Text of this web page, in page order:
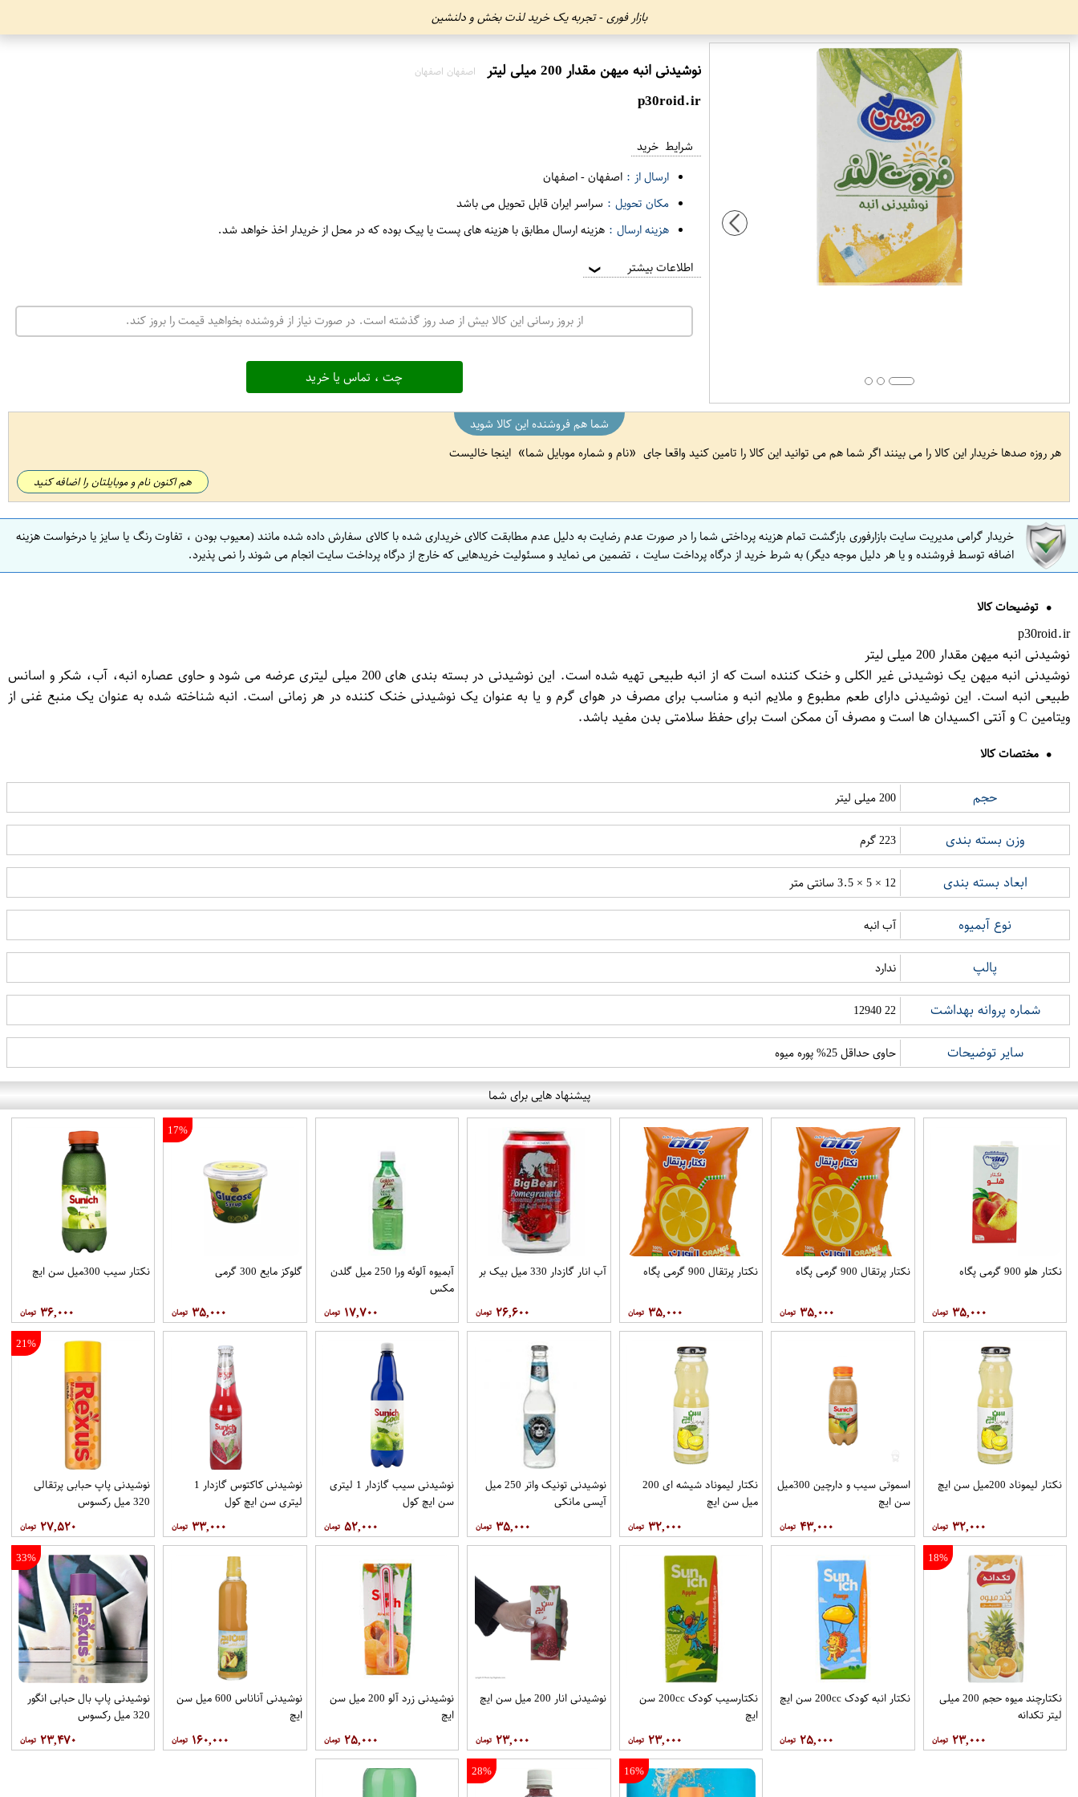
بازار فوری - تجربه یک خرید لذت بخش و دلنشین
نوشیدنی انبه میهن مقدار 200 میلی لیتر اصفهان اصفهان
p30roid.ir
شرایط خرید
ارسال از : اصفهان-اصفهان
مکان تحویل : سراسر ایران قابل تحویل می باشد
هزینه ارسال : هزینه ارسال مطابق با هزینه های پست یا پیک بوده که در محل از خریدار اخذ خواهد شد.
اطلاعات بیشتر ❯
از بروز رسانی این کالا بیش از صد روز گذشته است. در صورت نیاز از فروشنده بخواهید قیمت را بروز کند.
چت ، تماس یا خرید
شما هم فروشنده این کالا شوید
هر روزه صدها خریدار این کالا را می بینند اگر شما هم می توانید این کالا را تامین کنید واقعا جای
نام و شماره موبایل شما اینجا خالیست
هم اکنون نام و موبایلتان را اضافه کنید
خریدار گرامی مدیریت سایت بازارفوری بازگشت تمام هزینه پرداختی شما را در صورت عدم رضایت به دلیل عدم مطابقت کالای خریداری شده با کالای سفارش داده شده مانند (معیوب بودن ، تفاوت رنگ یا سایز یا درخواست هزینه
اضافه توسط فروشنده و یا هر دلیل موجه دیگر) به شرط خرید از درگاه پرداخت سایت ، تضمین می نماید و مسئولیت خریدهایی که خارج از درگاه پرداخت سایت انجام می شوند را نمی پذیرد.
توضیحات کالا
p30roid.ir
نوشیدنی انبه میهن مقدار 200 میلی لیتر
نوشیدنی انبه میهن یک نوشیدنی غیر الکلی و خنک کننده است که از انبه طبیعی تهیه شده است. این نوشیدنی در بسته بندی های 200 میلی لیتری عرضه می شود و حاوی عصاره انبه، آب، شکر و اسانس
طبیعی انبه است. این نوشیدنی دارای طعم مطبوع و ملایم انبه و مناسب برای مصرف در هوای گرم و یا به عنوان یک نوشیدنی خنک کننده در هر زمانی است. انبه شناخته شده به عنوان یک منبع غنی از
ویتامین C و آنتی اکسیدان ها است و مصرف آن ممکن است برای حفظ سلامتی بدن مفید باشد.
مختصات کالا
حجم 200 میلی لیتر
وزن بسته بندی 223 گرم
ابعاد بسته بندی 12 × 5 × 3.5 سانتی متر
نوع آبمیوه آب انبه
پالپ ندارد
شماره پروانه بهداشت 22 12940
سایر توضیحات حاوی حداقل 25% پوره میوه
پیشنهاد هایی برای شما
نکتار هلو 900 گرمی پگاه
۳۵,۰۰۰
نکتار پرتقال 900 گرمی پگاه
۳۵,۰۰۰
نکتار پرتقال 900 گرمی پگاه
۳۵,۰۰۰
آب انار گازدار 330 میل بیک بر
۲۶,۶۰۰
آبمیوه آلوئه ورا 250 میل گلدن
مکس
۱۷,۷۰۰
17%
گلوکز مایع 300 گرمی
۳۵,۰۰۰
نکتار سیب 300میل سن ایچ
۳۶,۰۰۰
نکتار لیموناد 200میل سن ایچ
۳۲,۰۰۰
اسموتی سیب و دارچین 300میل
سن ایچ
۴۳,۰۰۰
نکتار لیموناد شیشه ای 200
میل سن ایچ
۳۲,۰۰۰
نوشیدنی تونیک واتر 250 میل
آیسی مانکی
۳۵,۰۰۰
نوشیدنی سیب گازدار 1 لیتری
سن ایچ کول
۵۲,۰۰۰
نوشیدنی کاکتوس گازدار 1
لیتری سن ایچ کول
۳۳,۰۰۰
21%
نوشیدنی پاپ حبابی پرتقالی
320 میل رکسوس
۲۷,۵۲۰
18%
نکتارچند میوه حجم 200 میلی
لیتر تکدانه
۲۳,۰۰۰
نکتار انبه کودک 200cc سن ايچ
۲۵,۰۰۰
نکتارسیب کودک 200cc سن
ايچ
۲۳,۰۰۰
نوشیدنی انار 200 میل سن ایچ
۲۳,۰۰۰
نوشیدنی زرد آلو 200 میل سن
ایچ
۲۵,۰۰۰
نوشیدنی آناناس 600 میل سن
ایچ
۱۶۰,۰۰۰
33%
نوشیدنی پاپ بال حبابی انگور
320 میل رکسوس
۲۳,۴۷۰
16%
28%